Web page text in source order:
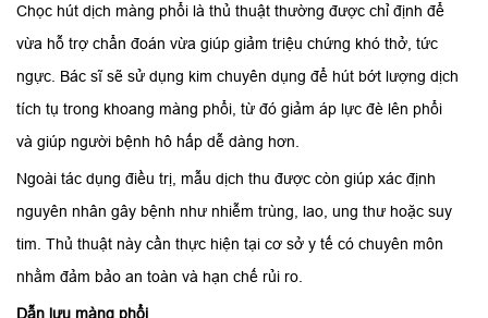
Chọc hút dịch màng phổi là thủ thuật thường được chỉ định để
vừa hỗ trợ chẩn đoán vừa giúp giảm triệu chứng khó thở, tức
ngực. Bác sĩ sẽ sử dụng kim chuyên dụng để hút bớt lượng dịch
tích tụ trong khoang màng phổi, từ đó giảm áp lực đè lên phổi
và giúp người bệnh hô hấp dễ dàng hơn.
Ngoài tác dụng điều trị, mẫu dịch thu được còn giúp xác định
nguyên nhân gây bệnh như nhiễm trùng, lao, ung thư hoặc suy
tim. Thủ thuật này cần thực hiện tại cơ sở y tế có chuyên môn
nhằm đảm bảo an toàn và hạn chế rủi ro.
Dẫn lưu màng phổi